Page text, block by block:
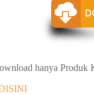
hanya Produk